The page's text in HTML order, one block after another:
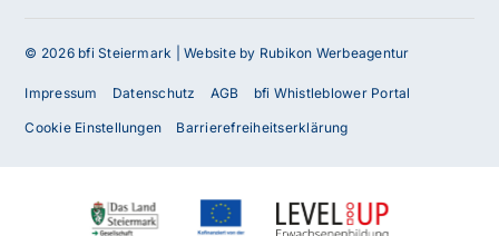
Haben Sie Fragen oder benötigen Sie
© 2026 bfi Steiermark |Website by Rubikon Werbeagentur
Impressum Datenschutz AGB bfi Whistleblower Portal
Cookie Einstellungen Barrierefreiheitserklärung